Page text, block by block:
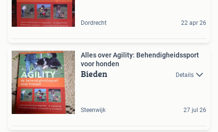
Dordrecht 22 apr 26
Alles over Agility: Behendigheidssport
voor honden
Bieden Details
Steenwijk 27 jul 26